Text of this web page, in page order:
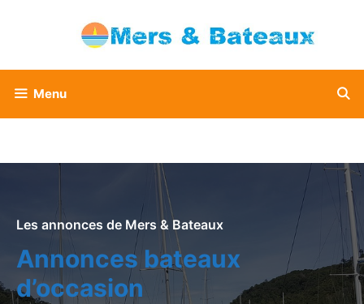
Menu
Les annonces de Mers & Bateaux
Annonces bateaux
d’occasion